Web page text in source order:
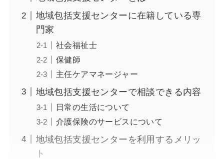
地域包括支援センターに在籍している専
門家
社会福祉士
保健師
主任ケアマネージャー
地域包括支援センターで相談できる内容
日常の生活について
介護保険のサービスについて
地域包括支援センターを利用するメリッ
ト